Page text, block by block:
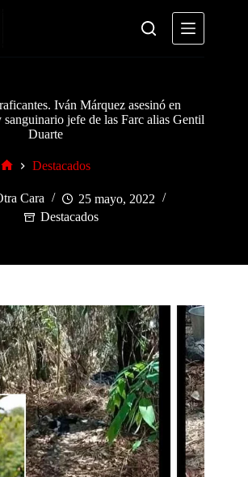
Iván Márquez asesinó en
jefe de las Farc alias Gentil
Duarte
Destacados
Cara
25 mayo, 2022
Destacados